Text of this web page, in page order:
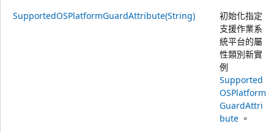
SupportedOSPlatformGuardAttribute(String)
初始化指定
支援作業系
統平台的屬
性類別新實
例
Supported
OSPlatform
GuardAttri
bute 。